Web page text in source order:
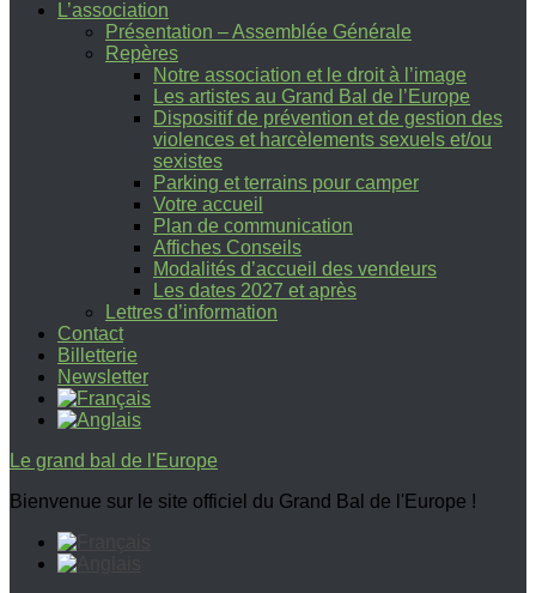
L’association
Présentation – Assemblée Générale
Repères
Notre association et le droit à l’image
Les artistes au Grand Bal de l’Europe
Dispositif de prévention et de gestion des
violences et harcèlements sexuels et/ou
sexistes
Parking et terrains pour camper
Votre accueil
Plan de communication
Affiches Conseils
Modalités d’accueil des vendeurs
Les dates 2027 et après
Lettres d’information
Contact
Billetterie
Newsletter
Le grand bal de l'Europe
Bienvenue sur le site officiel du Grand Bal de l'Europe !